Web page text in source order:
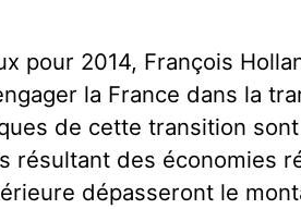
pour 2014, François
la France dans la
de cette transition
résultant des économies
dépasseront le